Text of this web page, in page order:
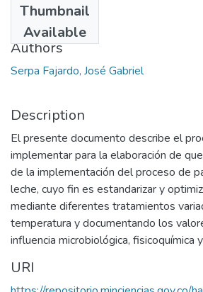
Thumbnail
Available
2013
Authors
Serpa Fajardo, José Gabriel
Description
El presente documento describe el
implementar para la elaboración de
de la implementación del proceso de
leche, cuyo fin es estandarizar y
mediante diferentes tratamientos
temperatura y documentando los
influencia microbiológica, fisicoquímica
URI